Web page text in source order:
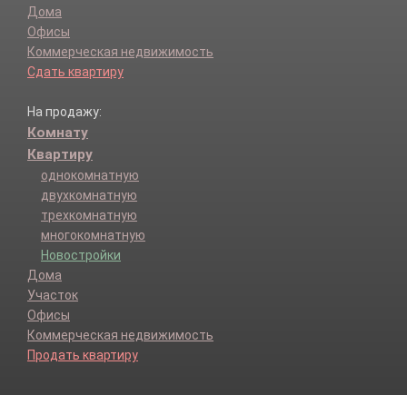
Дома
Офисы
Коммерческая недвижимость
Сдать квартиру
На продажу:
Комнату
Квартиру
однокомнатную
двухкомнатную
трехкомнатную
многокомнатную
Новостройки
Дома
Участок
Офисы
Коммерческая недвижимость
Продать квартиру